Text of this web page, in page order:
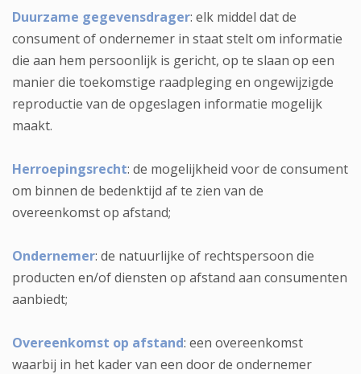
Duurzame gegevensdrager: elk middel dat de
consument of ondernemer in staat stelt om informatie
die aan hem persoonlijk is gericht, op te slaan op een
manier die toekomstige raadpleging en ongewijzigde
reproductie van de opgeslagen informatie mogelijk
maakt.
Herroepingsrecht: de mogelijkheid voor de consument
om binnen de bedenktijd af te zien van de
overeenkomst op afstand;
Ondernemer: de natuurlijke of rechtspersoon die
producten en/of diensten op afstand aan consumenten
aanbiedt;
Overeenkomst op afstand: een overeenkomst
waarbij in het kader van een door de ondernemer